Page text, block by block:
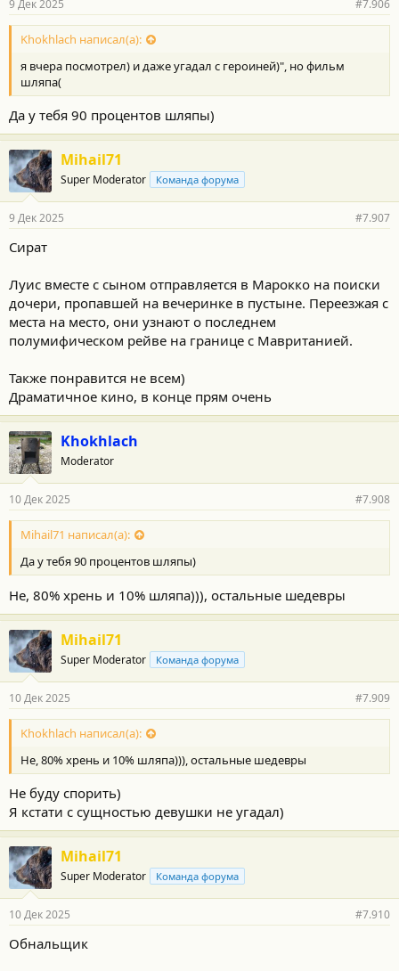
9 Дек 2025 #7.906
Khokhlach написал(а):
я вчера посмотрел) и даже угадал с героиней)", но фильм
шляпа(
Да у тебя 90 процентов шляпы)
Mihail71
Super Moderator Команда форума
9 Дек 2025 #7.907
Сират
Луис вместе с сыном отправляется в Марокко на поиски
дочери, пропавшей на вечеринке в пустыне. Переезжая с
места на место, они узнают о последнем
полумифическом рейве на границе с Мавританией.
Также понравится не всем)
Драматичное кино, в конце прям очень
Khokhlach
Moderator
10 Дек 2025 #7.908
Mihail71 написал(а):
Да у тебя 90 процентов шляпы)
Не, 80% хрень и 10% шляпа))), остальные шедевры
Mihail71
Super Moderator Команда форума
10 Дек 2025 #7.909
Khokhlach написал(а):
Не, 80% хрень и 10% шляпа))), остальные шедевры
Не буду спорить)
Я кстати с сущностью девушки не угадал)
Mihail71
Super Moderator Команда форума
10 Дек 2025 #7.910
Обнальщик